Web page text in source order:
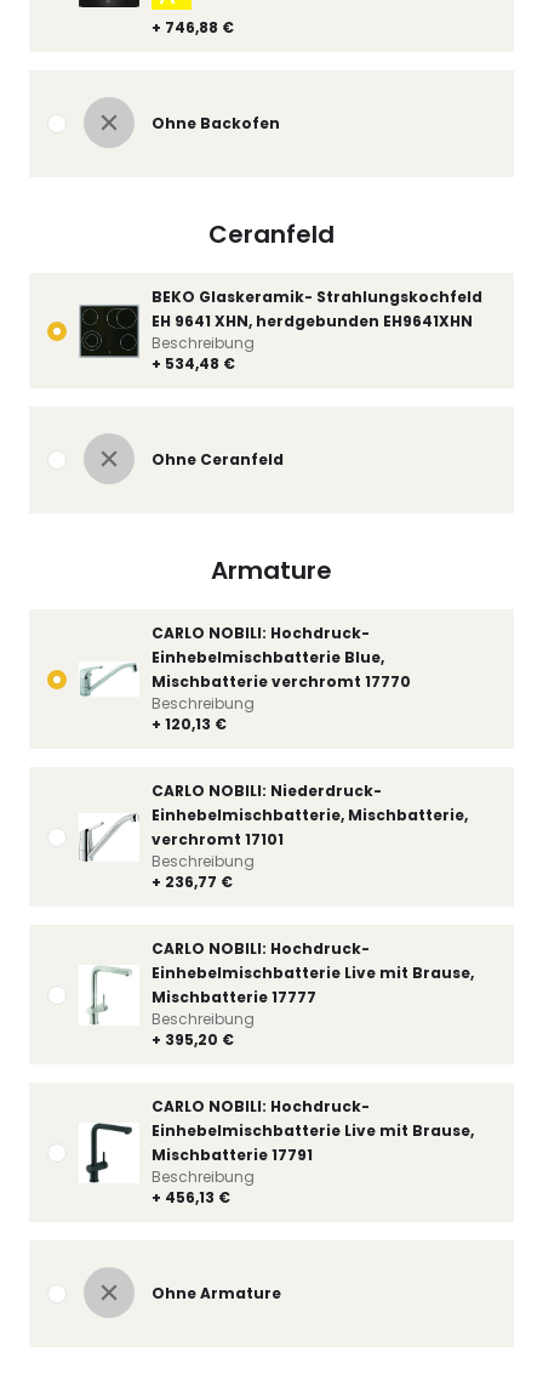
+ 746,88 €
Ohne Backofen
Ceranfeld
BEKO Glaskeramik- Strahlungskochfeld
EH 9641 XHN, herdgebunden EH9641XHN
+ 534,48 €
Beschreibung
Ohne Ceranfeld
Armature
CARLO NOBILI: Hochdruck-
Einhebelmischbatterie Blue,
Mischbatterie verchromt 17770
+ 120,13 €
Beschreibung
CARLO NOBILI: Niederdruck-
Einhebelmischbatterie, Mischbatterie,
verchromt 17101
+ 236,77 €
Beschreibung
CARLO NOBILI: Hochdruck-
Einhebelmischbatterie Live mit Brause,
Mischbatterie 17777
+ 395,20 €
Beschreibung
CARLO NOBILI: Hochdruck-
Einhebelmischbatterie Live mit Brause,
Mischbatterie 17791
+ 456,13 €
Beschreibung
Ohne Armature